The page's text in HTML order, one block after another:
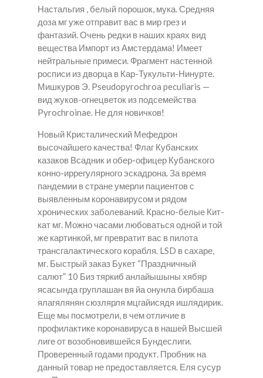
Настальгия , белый порошок, мука. Средняя
доза мг уже отправит вас в мир грез и
фантазий. Очень редки в наших краях вид
вещества Импорт из Амстердама! Имеет
нейтральные примеси. Фрагмент настенной
росписи из дворца в Кар-Тукульти-Нинурте.
Мишкуров Э. Pseudopyrochroa peculiaris —
вид жуков-огнецветок из подсемейства
Pyrochroinae. Не для новичков!
Новый Кристалический Мефедрон
высочайшего качества! Флаг Кубанских
казаков Всадник и обер-офицер Кубанского
конно-иррегулярного эскадрона. За время
пандемии в стране умерли пациентов с
выявленным коронавирусом и рядом
хронических заболеваний. Красно-белые Кит-
кат мг. Можно часами любоваться одной и той
же картинкой, мг превратит вас в пилота
трансгалактического корабля. LSD в сахаре,
мг. Быстрый заказ Букет “Праздничный
салют” 10 Биз тяркиб анлайышыны хябяр
ясасында груплашан вя йа онунла бирбаша
ялагялянян сюзлярля мцгайисядя ишлядирик.
Еще мы посмотрели, в чем отличие в
профилактике коронавируса в нашей Высшей
лиге от возобновившейся Бундеслиги.
Проверенный годами продукт. Пробник на
данный товар не предоставляется. Еля сусур